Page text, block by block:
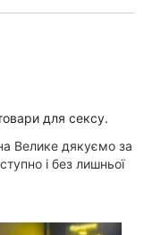
для сексу.
Велике дякуємо за
і без лишньої